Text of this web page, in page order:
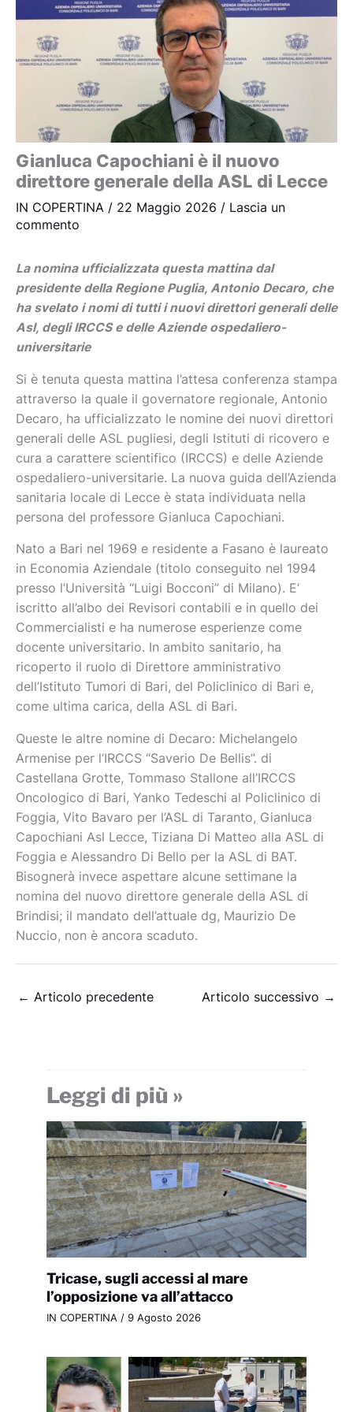
Gianluca Capochiani è il nuovo
direttore generale della ASL di Lecce
IN COPERTINA / 22 Maggio 2026 / Lascia un
commento
La nomina ufficializzata questa mattina dal
presidente della Regione Puglia, Antonio Decaro, che
ha svelato i nomi di tutti i nuovi direttori generali delle
Asl, degli IRCCS e delle Aziende ospedaliero-
universitarie
Si è tenuta questa mattina l’attesa conferenza stampa
attraverso la quale il governatore regionale, Antonio
Decaro, ha ufficializzato le nomine dei nuovi direttori
generali delle ASL pugliesi, degli Istituti di ricovero e
cura a carattere scientifico (IRCCS) e delle Aziende
ospedaliero-universitarie. La nuova guida dell’Azienda
sanitaria locale di Lecce è stata individuata nella
persona del professore Gianluca Capochiani.
Nato a Bari nel 1969 e residente a Fasano è laureato
in Economia Aziendale (titolo conseguito nel 1994
presso l’Università “Luigi Bocconi” di Milano). E’
iscritto all’albo dei Revisori contabili e in quello dei
Commercialisti e ha numerose esperienze come
docente universitario. In ambito sanitario, ha
ricoperto il ruolo di Direttore amministrativo
dell’Istituto Tumori di Bari, del Policlinico di Bari e,
come ultima carica, della ASL di Bari.
Queste le altre nomine di Decaro: Michelangelo
Armenise per l’IRCCS “Saverio De Bellis”. di
Castellana Grotte, Tommaso Stallone all’IRCCS
Oncologico di Bari, Yanko Tedeschi al Policlinico di
Foggia, Vito Bavaro per l’ASL di Taranto, Gianluca
Capochiani Asl Lecce, Tiziana Di Matteo alla ASL di
Foggia e Alessandro Di Bello per la ASL di BAT.
Bisognerà invece aspettare alcune settimane la
nomina del nuovo direttore generale della ASL di
Brindisi; il mandato dell’attuale dg, Maurizio De
Nuccio, non è ancora scaduto.
← Articolo precedente Articolo successivo →
Leggi di più »
Tricase, sugli accessi al mare
l’opposizione va all’attacco
IN COPERTINA / 9 Agosto 2026